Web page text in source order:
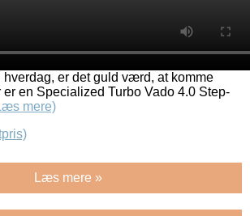
hverdag, er det guld værd, at komme
er en Specialized Turbo Vado 4.0 Step-
mere)
Læs mere »